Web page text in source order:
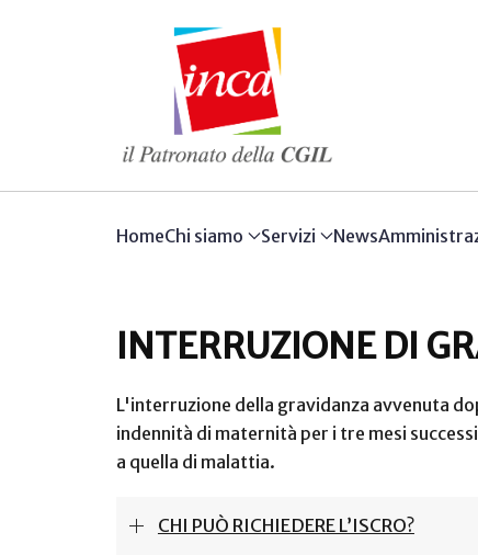
HomeChi siamo Servizi News
INTERRUZIONE DI
L'interruzione della gravidanza avvenuta
indennità di maternità per i tre mesi
a quella di malattia.
CHI PUÒ RICHIEDERE L’ISCRO?